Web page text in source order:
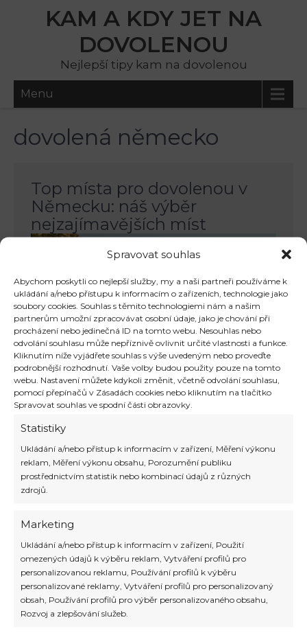
Spravovat souhlas
Abychom poskytli co nejlepší služby, my a naši partneři používáme k
ukládání a/nebo přístupu k informacím o zařízeních, technologie jako
soubory cookies. Souhlas s těmito technologiemi nám a našim
partnerům umožní zpracovávat osobní údaje, jako je chování při
procházení nebo jedinečná ID na tomto webu. Nesouhlas nebo
odvolání souhlasu může nepříznivě ovlivnit určité vlastnosti a funkce.
Kliknutím níže vyjádřete souhlas s výše uvedeným nebo proveďte
podrobnější rozhodnutí. Vaše volby budou použity pouze na tomto
webu. Nastavení můžete kdykoli změnit, včetně odvolání souhlasu,
pomocí přepínačů v Zásadách cookies nebo kliknutím na tlačítko
Spravovat souhlas ve spodní části obrazovky.
Statistiky
Ukládání a/nebo přístup k informacím v zařízení, Měření výkonu
reklam, Měření výkonu obsahu, Porozumění publiku
prostřednictvím statistik nebo kombinací údajů z různých
zdrojů.
Marketing
Ukládání a/nebo přístup k informacím v zařízení, Použití
omezených údajů k výběru reklam, Vytváření profilů pro
personalizovanou reklamu, Používání profilů k výběru
personalizované reklamy, Vytváření profilů pro personalizovaný
obsah, Používání profilů pro výběr personalizovaného obsahu,
Rozvoj a zlepšování služeb.
KAM A KDY JET NA
DOVOLENOU
Nejlepší tipy kam na dovolenou
Menu
dovolená německo
Top místa pro dovolenou v
Německu: náš výběr
nejzajímavějších míst
Německo není jen zemí velkoměst,
technologií a historie. Je to také
destinace plná přírodních krás,
kulturního bohatství a relaxačních míst,
která jsou ideální pro pohodovou i aktivní
dovolenou. Přinášíme vám výběr několika
regionů a lokalit, které podle nás
rozhodně stojí za návštěvu. Ať už hledáte
vánek nebo unikátní […]
Číst více »
Skryté klenoty Evropy: Méně